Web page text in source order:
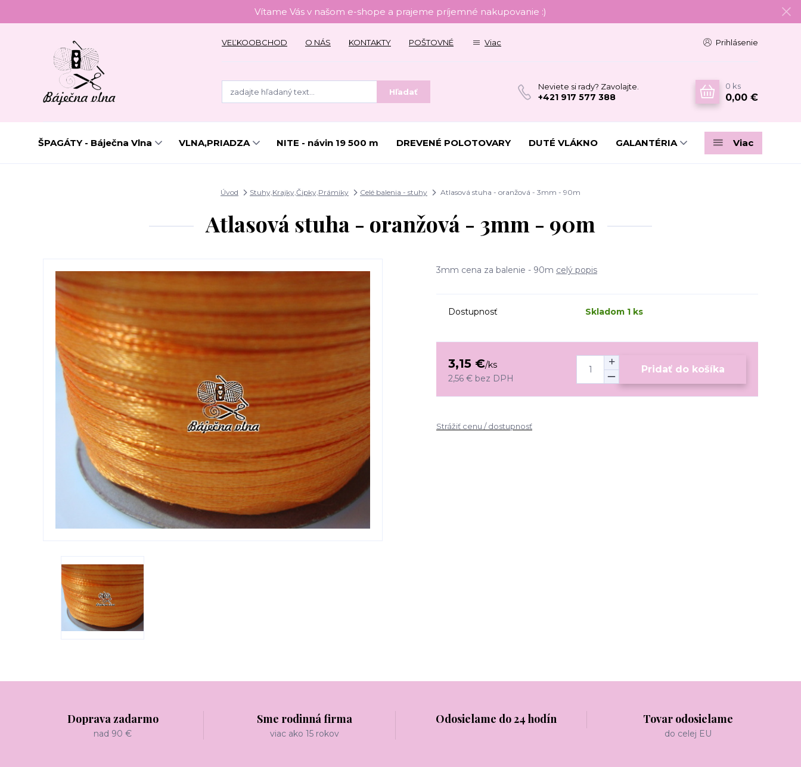
Vítame Vás v našom e-shope a prajeme príjemné nakupovanie :)
VEĽKOOBCHOD O NÁS KONTAKTY POŠTOVNÉ Viac Prihlásenie
Hľadať
Neviete si rady? Zavolajte.
+421 917 577 388
0 ks
0,00 €
ŠPAGÁTY - Báječna Vlna VLNA,PRIADZA NITE - návin 19 500 m DREVENÉ POLOTOVARY DUTÉ VLÁKNO GALANTÉRIA Viac
Úvod Stuhy,Krajky,Čipky,Prámiky Celé balenia - stuhy Atlasová stuha - oranžová - 3mm - 90m
Atlasová stuha - oranžová - 3mm - 90m
3mm cena za balenie - 90m celý popis
Dostupnosť Skladom 1 ks
3,15 €/ks
2,56 € bez DPH
Pridať do košíka
Strážiť cenu / dostupnosť
Doprava zadarmo
nad 90 €
Sme rodinná firma
viac ako 15 rokov
Odosielame do 24 hodín Tovar odosielame
do celej EU